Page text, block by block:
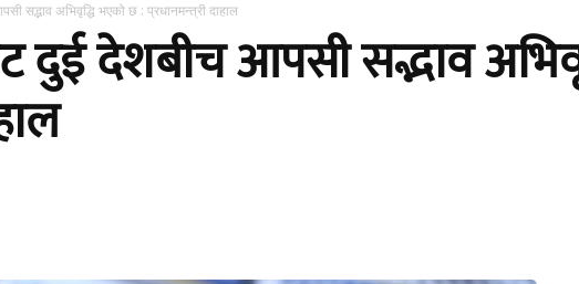
सद्भाव अभिवृद्धि भएको छ : प्रधानमन्त्री दाहाल
दुई देशबीच आपसी सद्भाव